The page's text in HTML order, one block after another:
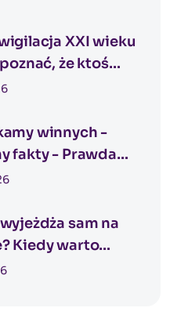
XXI wieku
że ktoś
obserwować?
winnych -
fakty - Prawda
się od
sam na
Kiedy warto
nadzór